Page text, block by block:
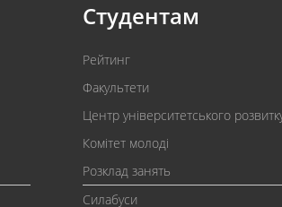
Студентам
Рейтинг
Факультети
Центр університетського
Комітет молоді
Розклад занять
Силабуси